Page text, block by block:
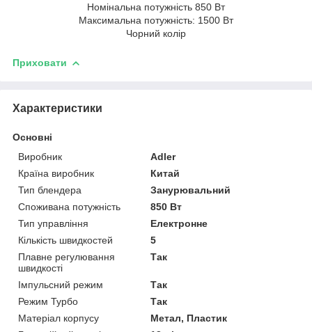
Номінальна потужність 850 Вт
Максимальна потужність: 1500 Вт
Чорний колір
Приховати
Характеристики
Основні
Виробник
Adler
Країна виробник
Китай
Тип блендера
Занурювальний
Споживана потужність
850 Вт
Тип управління
Електронне
Кількість швидкостей
5
Плавне регулювання
швидкості
Так
Імпульсний режим
Так
Режим Турбо
Так
Матеріал корпусу
Метал, Пластик